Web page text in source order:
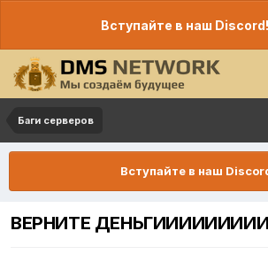
Вступайте в наш Discord!
Баги серверов
Вступайте в наш
ВЕРНИТЕ